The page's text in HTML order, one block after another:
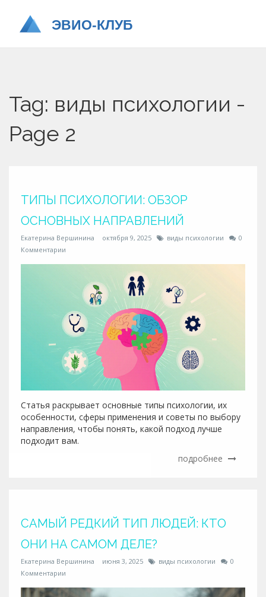
Tag: виды психологии -
Page 2
ТИПЫ ПСИХОЛОГИИ: ОБЗОР
ОСНОВНЫХ НАПРАВЛЕНИЙ
Екатерина Вершинина октября 9, 2025 виды психологии
0
Комментарии
Статья раскрывает основные типы психологии, их
особенности, сферы применения и советы по выбору
направления, чтобы понять, какой подход лучше
подходит вам.
подробнее
САМЫЙ РЕДКИЙ ТИП ЛЮДЕЙ: КТО
ОНИ НА САМОМ ДЕЛЕ?
Екатерина Вершинина июня 3, 2025 виды психологии
0
Комментарии